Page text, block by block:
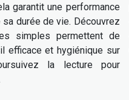
garantit une performance
durée de vie. Découvrez
simples permettent de
efficace et hygiénique sur
la lecture pour